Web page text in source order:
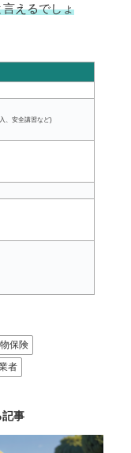
えるでしょ
、安全講習など)
保険
者
記事